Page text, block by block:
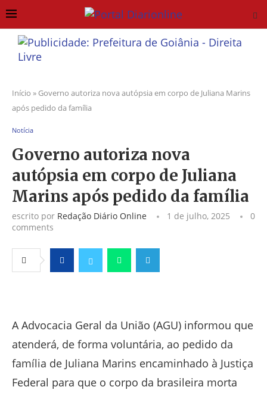
Início » Governo autoriza nova autópsia em corpo de Juliana Marins
após pedido da família
Notícia
Governo autoriza nova
autópsia em corpo de Juliana
Marins após pedido da família
escrito por Redação Diário Online 1 de julho, 2025
0
comments
A Advocacia Geral da União (AGU) informou que
atenderá, de forma voluntária, ao pedido da
família de Juliana Marins encaminhado à Justiça
Federal para que o corpo da brasileira morta